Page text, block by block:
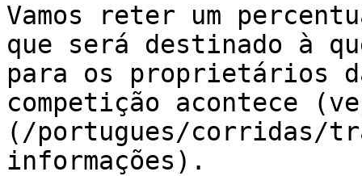
Vamos reter um
que será destinado à
para os proprietários
competição acontece
(/portugues/corridas/
informações).